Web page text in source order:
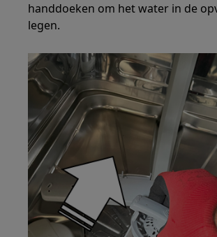
handdoeken om het water in de
legen.